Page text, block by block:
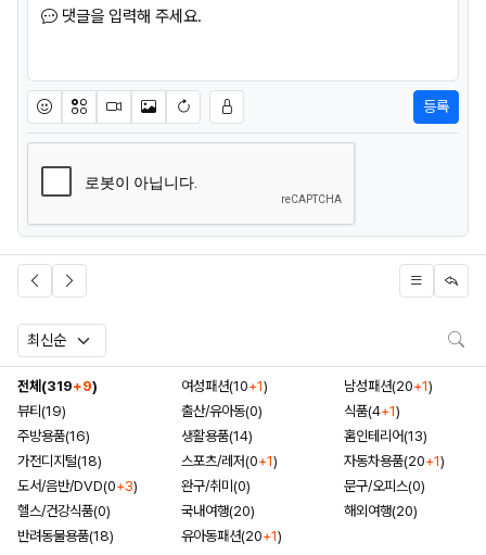
댓글을 입력해 주세요.
이모티콘아이콘동영상이미지새댓글 작성
등록
전체(319+9) 여성패션(10+1) 남성패션(20+1)
뷰티(19)
출산/유아동(0) 식품(4+1)
주방용품(16)
생활용품(14)
홈인테리어(13)
가전디지털(18)
스포츠/레저(0+1) 자동차용품(20+1)
도서/음반/DVD(0+3) 완구/취미(0)
문구/오피스(0)
헬스/건강식품(0)
국내여행(20)
해외여행(20)
반려동물용품(18)
유아동패션(20+1)